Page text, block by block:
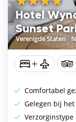
Hotel
Sunset
Verenigde Staten/
Comfortabel
Gelegen bij